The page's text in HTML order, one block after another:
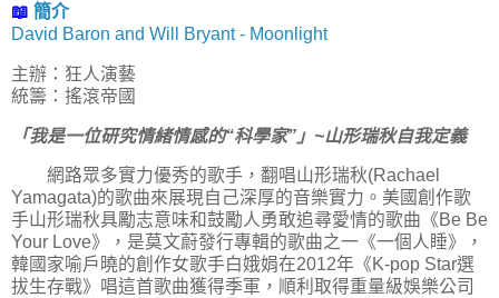
📖 簡介
David Baron and Will Bryant - Moonlight
主辦：狂人演藝
統籌：搖滾帝國
「我是一位研究情緒情感的“科學家”」~山形瑞秋自我定義
網路眾多實力優秀的歌手，翻唱山形瑞秋(Rachael
Yamagata)的歌曲來展現自己深厚的音樂實力。美國創作歌
手山形瑞秋具勵志意味和鼓勵人勇敢追尋愛情的歌曲《Be Be
Your Love》，是莫文蔚發行專輯的歌曲之一《一個人睡》，
韓國家喻戶曉的創作女歌手白娥娟在2012年《K-pop Star選
拔生存戰》唱這首歌曲獲得季軍，順利取得重量級娛樂公司